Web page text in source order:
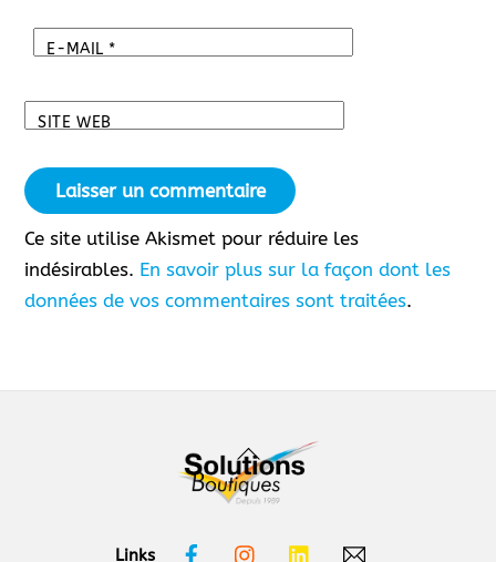
E-MAIL *
SITE WEB
Ce site utilise Akismet pour réduire les
indésirables. En savoir plus sur la façon dont les
données de vos commentaires sont traitées.
Back
To
Links